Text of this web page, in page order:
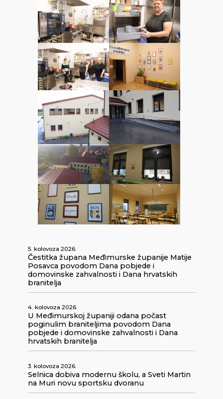
5. kolovoza 2026.
Čestitka župana Međimurske županije Matije
Posavca povodom Dana pobjede i
domovinske zahvalnosti i Dana hrvatskih
branitelja
4. kolovoza 2026.
U Međimurskoj županiji odana počast
poginulim braniteljima povodom Dana
pobjede i domovinske zahvalnosti i Dana
hrvatskih branitelja
3. kolovoza 2026.
Selnica dobiva modernu školu, a Sveti Martin
na Muri novu sportsku dvoranu